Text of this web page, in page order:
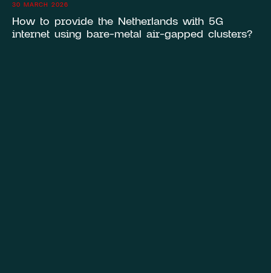
30 MARCH 2026
How to provide the Netherlands with 5G
internet using bare-metal air-gapped clusters?